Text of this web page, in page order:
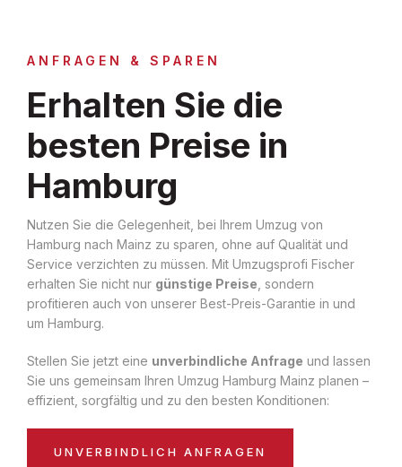
ANFRAGEN & SPAREN
Erhalten Sie die
besten Preise in
Hamburg
Nutzen Sie die Gelegenheit, bei Ihrem Umzug von
Hamburg nach Mainz zu sparen, ohne auf Qualität und
Service verzichten zu müssen. Mit Umzugsprofi Fischer
erhalten Sie nicht nur günstige Preise , sondern
profitieren auch von unserer Best-Preis-Garantie in und
um Hamburg.
Stellen Sie jetzt eine unverbindliche Anfrage und lassen
Sie uns gemeinsam Ihren Umzug Hamburg Mainz planen –
effizient, sorgfältig und zu den besten Konditionen:
UNVERBINDLICH ANFRAGEN